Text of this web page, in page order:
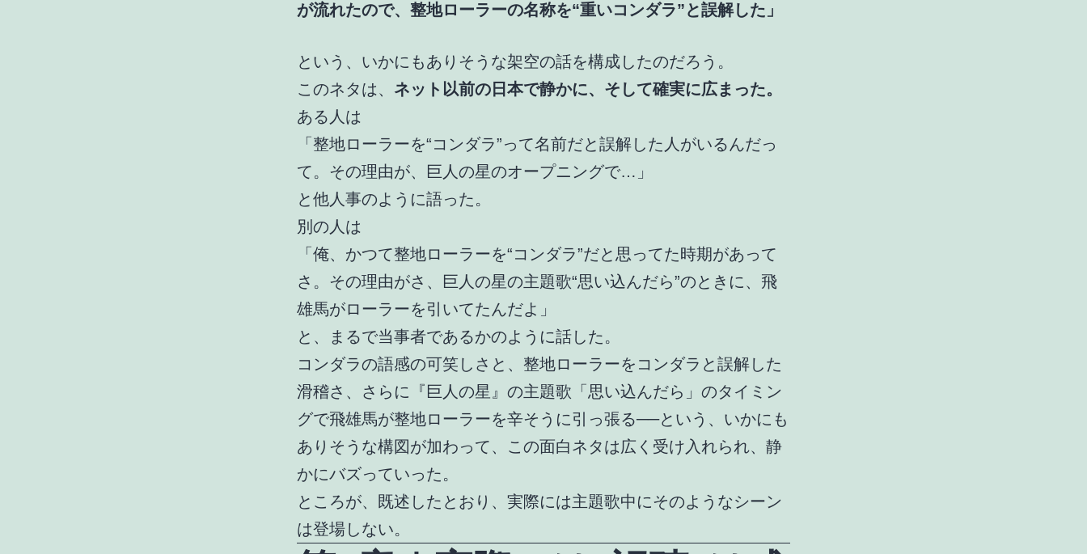
が流れたので、整地ローラーの名称を“重いコンダラ”と誤解した」
という、いかにもありそうな架空の話を構成したのだろう。
このネタは、 ネット以前の日本で静かに、そして確実に広まった。
ある人は
「整地ローラーを“コンダラ”って名前だと誤解した人がいるんだっ
て。その理由が、巨人の星のオープニングで…」
と他人事のように語った。
別の人は
「俺、かつて整地ローラーを“コンダラ”だと思ってた時期があって
さ。その理由がさ、巨人の星の主題歌“思い込んだら”のときに、飛
雄馬がローラーを引いてたんだよ」
と、まるで当事者であるかのように話した。
コンダラの語感の可笑しさと、整地ローラーをコンダラと誤解した
滑稽さ、さらに『巨人の星』の主題歌「思い込んだら」のタイミン
グで飛雄馬が整地ローラーを辛そうに引っ張る──という、いかにも
ありそうな構図が加わって、この面白ネタは広く受け入れられ、静
かにバズっていった。
ところが、既述したとおり、実際には主題歌中にそのようなシーン
は登場しない。